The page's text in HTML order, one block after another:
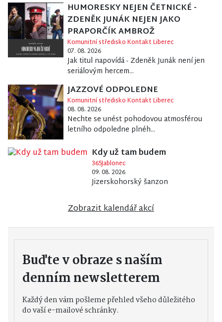
HUMORESKY NEJEN ČETNICKÉ -
ZDENĚK JUNÁK NEJEN JAKO
PRAPORČÍK AMBROŽ
Komunitní středisko Kontakt Liberec
07. 08. 2026
Jak titul napovídá - Zdeněk Junák není jen
seriálovým hercem...
JAZZOVÉ ODPOLEDNE
Komunitní středisko Kontakt Liberec
08. 08. 2026
Nechte se unést pohodovou atmosférou
letního odpoledne plnéh...
Kdy už tam budem
365Jablonec
09. 08. 2026
Jizerskohorský šanzon
Zobrazit kalendář akcí
Buďte v obraze s naším
denním newsletterem
Každý den vám pošleme přehled všeho důležitého
do vaší e-mailové schránky.